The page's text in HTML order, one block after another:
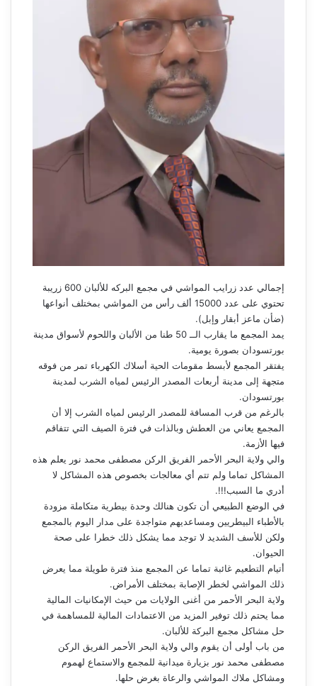
إجمالي عدد زرايب المواشي في مجمع البركه للألبان 600 زريبة
تحتوي على عدد 15000 ألف رأس من المواشي بمختلف أنواعها
(ضأن ماعز أبقار وإبل).
يمد المجمع ما يقارب الــ 50 طنا من الألبان واللحوم لأسواق مدينة
بورتسودان بصورة يومية.
يفتقر المجمع لأبسط مقومات الحية أسلاك الكهرباء تمر من فوقه
متجهة إلى مدينة أربعات المصدر الرئيس لمياه الشرب لمدينة
بورتسودان.
بالرغم من قرب المسافة للمصدر الرئيس لمياه الشرب إلا أن
المجمع يعاني من العطش وبالذات في فترة الصيف التي تتفاقم
فيها الأزمة.
والي ولاية البحر الأحمر الفريق الركن مصطفى محمد نور يعلم هذه
المشاكل تماما ولم تتم أي معالجات بخصوص هذه المشاكل لا
أدري ما السبب!!!.
في الوضع الطبيعي أن تكون هنالك وحدة بيطرية متكاملة مزودة
بالأطباء البيطريين ومساعديهم متواجدة على مدار اليوم بالمجمع
ولكن للأسف الشديد لا توجد مما يشكل ذلك خطرا على صحة
الحيوان.
أتيام التطعيم غائبة تماما عن المجمع منذ فترة طويلة مما يعرض
ذلك المواشي لخطر الإصابة بمختلف الأمراض.
ولاية البحر الأحمر من أغنى الولايات من حيث الإمكانيات المالية
مما يحتم ذلك توفير المزيد من الاعتمادات المالية للمساهمة في
حل مشاكل مجمع البركة للألبان.
من باب أولى أن يقوم والي ولاية البحر الأحمر الفريق الركن
مصطفى محمد نور بزيارة ميدانية للمجمع والاستماع لهموم
ومشاكل ملاك المواشي والرعاة بغرض حلها.